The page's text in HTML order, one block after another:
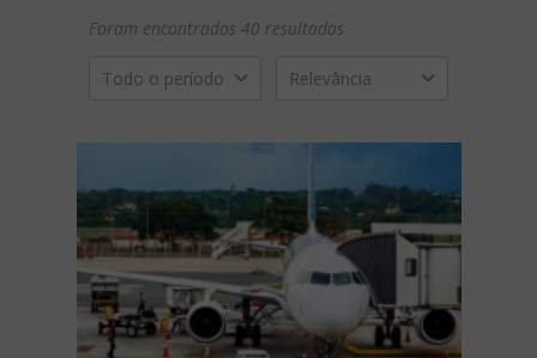
Foram encontrados 40 resultados
Todo o período Relevância